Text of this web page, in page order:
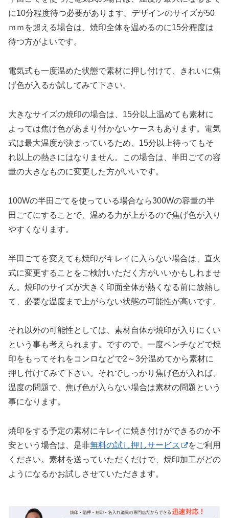
に10分程度待つ必要があります。デザインのサイズが50
ｍｍを超える場合は、焼印全体を温めるのに15分程度は
待つ方がよいです。
電気式も一度温めた状態で素材に押し付けて、きれいに焦
げ色が入るか試してみて下さい。
大きなサイズの焼印の場合は、15分以上温めても素材に
よっては焦げ色があまり付かないケースもあります。電気
式は最大温度が決まっているため、15分以上待ってもそ
れ以上の熱さにはなりません。この場合は、半田ごての容
量の大きなものに変更した方がいいです。
100Wの半田ごてを使っている場合なら300Wの容量の半
田ごてにすることで、温める力が上がるので焦げ色が入り
やすくなります。
半田ごてを変えても焼印がキレイに入らない場合は、直火
式に変更することをご検討いただく方がいいかもしれませ
ん。焼印のサイズが大きく印面全体が熱くなる前に放熱し
て、必要な温度まで上がらない状態の可能性が高いです。
それ以外の可能性としては、素材自体が焼印が入りにくい
という事も考えられます。ですので、一度ペンチなどで焼
印をもってそれをコンロなどで2～3分温めてから素材に
押し付けてみて下さい。それでしっかり焦げ色が入れば、
温度の問題で、焦げ色が入らない場合は素材の問題という
事になります。
焼印をする予定の素材にキレイに焼き付けができるのか不
安という場合は、是非無料の試し押しサービス
をご利用
ください。素材を送っていただくだけで、焼印加工がどの
ようになるかお試しさせていただきます。